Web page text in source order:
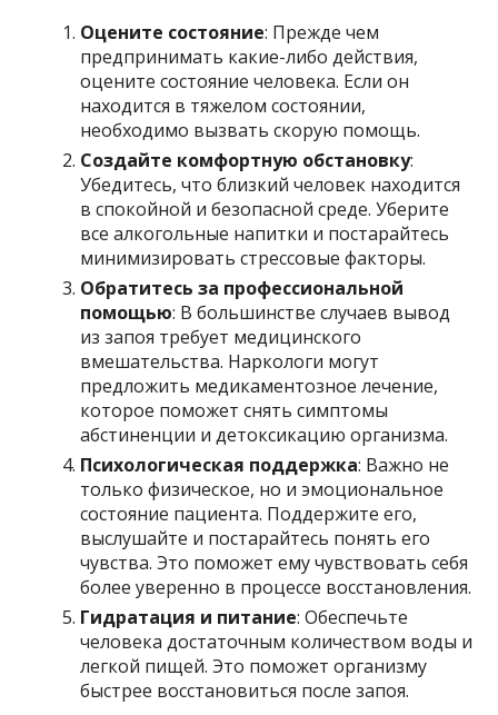
Оцените состояние: Прежде чем
предпринимать какие-либо действия,
оцените состояние человека. Если он
находится в тяжелом состоянии,
необходимо вызвать скорую помощь.
Создайте комфортную обстановку:
Убедитесь, что близкий человек находится
в спокойной и безопасной среде. Уберите
все алкогольные напитки и постарайтесь
минимизировать стрессовые факторы.
Обратитесь за профессиональной
помощью: В большинстве случаев вывод
из запоя требует медицинского
вмешательства. Наркологи могут
предложить медикаментозное лечение,
которое поможет снять симптомы
абстиненции и детоксикацию организма.
Психологическая поддержка: Важно не
только физическое, но и эмоциональное
состояние пациента. Поддержите его,
выслушайте и постарайтесь понять его
чувства. Это поможет ему чувствовать себя
более уверенно в процессе восстановления.
Гидратация и питание: Обеспечьте
человека достаточным количеством воды и
легкой пищей. Это поможет организму
быстрее восстановиться после запоя.